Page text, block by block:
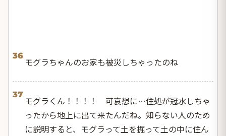
36
モグラちゃんのお家も被災しちゃったのね
37
モグラくん！！！！ 可哀想に…住処が冠水しちゃ
ったから地上に出て来たんだね。知らない人のため
に説明すると、モグラって土を掘って土の中に住ん